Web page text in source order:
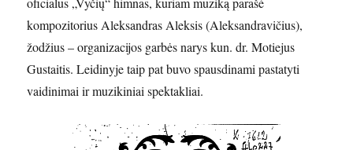
kompozitorius Aleksandras Aleksis (Aleksandravičius),
žodžius – organizacijos garbės narys kun. dr. Motiejus
Gustaitis. Leidinyje taip pat buvo spausdinami pastatyti
vaidinimai ir muzikiniai spektakliai.